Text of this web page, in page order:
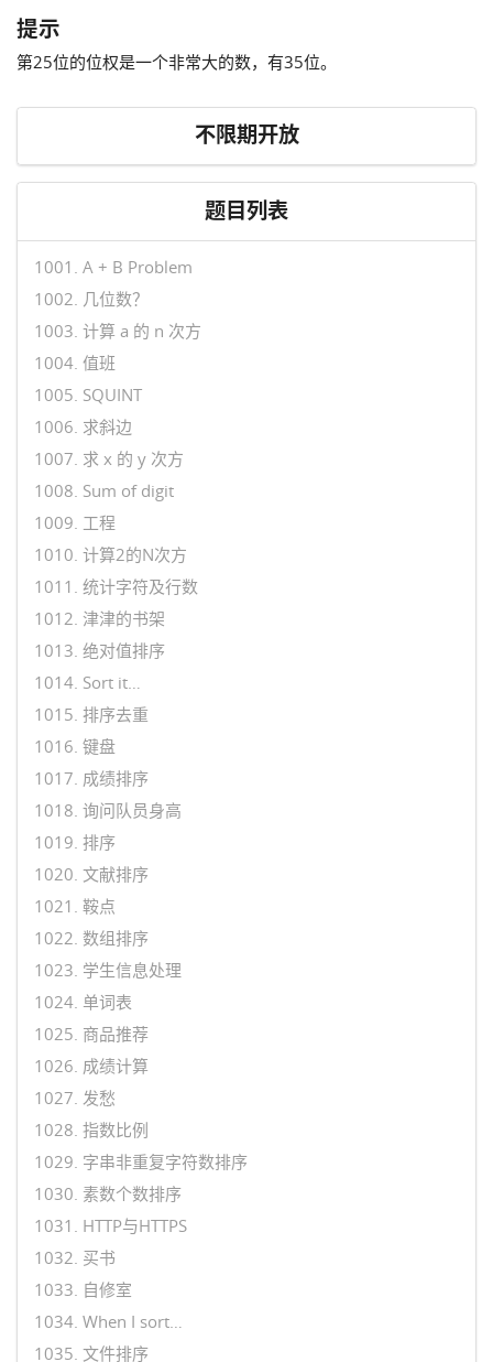
提示
第25位的位权是一个非常大的数，有35位。
不限期开放
题目列表
1001. A + B Problem
1002. 几位数？
1003. 计算 a 的 n 次方
1004. 值班
1005. SQUINT
1006. 求斜边
1007. 求 x 的 y 次方
1008. Sum of digit
1009. 工程
1010. 计算2的N次方
1011. 统计字符及行数
1012. 津津的书架
1013. 绝对值排序
1014. Sort it…
1015. 排序去重
1016. 键盘
1017. 成绩排序
1018. 询问队员身高
1019. 排序
1020. 文献排序
1021. 鞍点
1022. 数组排序
1023. 学生信息处理
1024. 单词表
1025. 商品推荐
1026. 成绩计算
1027. 发愁
1028. 指数比例
1029. 字串非重复字符数排序
1030. 素数个数排序
1031. HTTP与HTTPS
1032. 买书
1033. 自修室
1034. When I sort…
1035. 文件排序